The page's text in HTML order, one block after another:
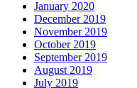
January 2020
December 2019
November 2019
October 2019
September 2019
August 2019
July 2019